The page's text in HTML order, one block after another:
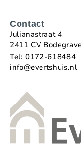
Contact
Julianastraat 4
2411 CV
Tel: 0172-618484
info@evertshuis.nl